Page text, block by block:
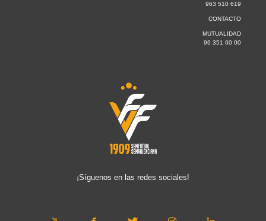
963 510 619
CONTACTO
MUTUALIDAD
96 351 60 00
¡Síguenos en las redes sociales!